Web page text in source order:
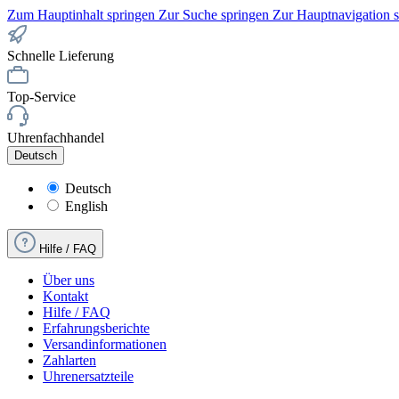
Zum Hauptinhalt springen Zur Suche springen Zur Hauptnavigation
Schnelle Lieferung
Top-Service
Uhrenfachhandel
Deutsch
Deutsch
English
Hilfe / FAQ
Über uns
Kontakt
Hilfe / FAQ
Erfahrungsberichte
Versandinformationen
Zahlarten
Uhrenersatzteile